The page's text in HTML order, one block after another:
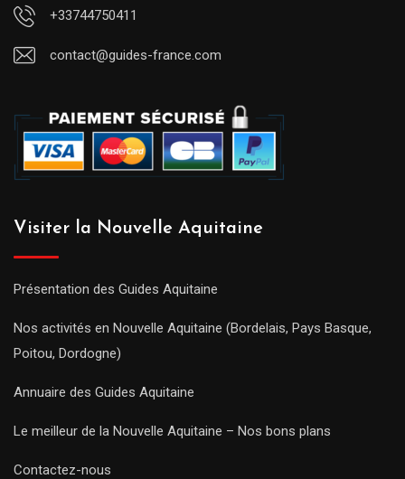
+33744750411
contact@guides-france.com
Visiter la Nouvelle Aquitaine
Présentation des Guides Aquitaine
Nos activités en Nouvelle Aquitaine (Bordelais, Pays Basque,
Poitou, Dordogne)
Annuaire des Guides Aquitaine
Le meilleur de la Nouvelle Aquitaine – Nos bons plans
Contactez-nous